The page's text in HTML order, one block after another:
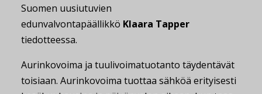
Suomen uusiutuvien
edunvalvontapäällikkö Klaara Tapper
tiedotteessa.
Aurinkovoima ja tuulivoimatuotanto täydentävät
toisiaan. Aurinkovoima tuottaa sähköä erityisesti